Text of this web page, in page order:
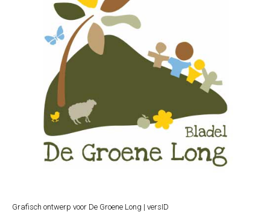
Grafisch ontwerp voor De Groene Long | versID